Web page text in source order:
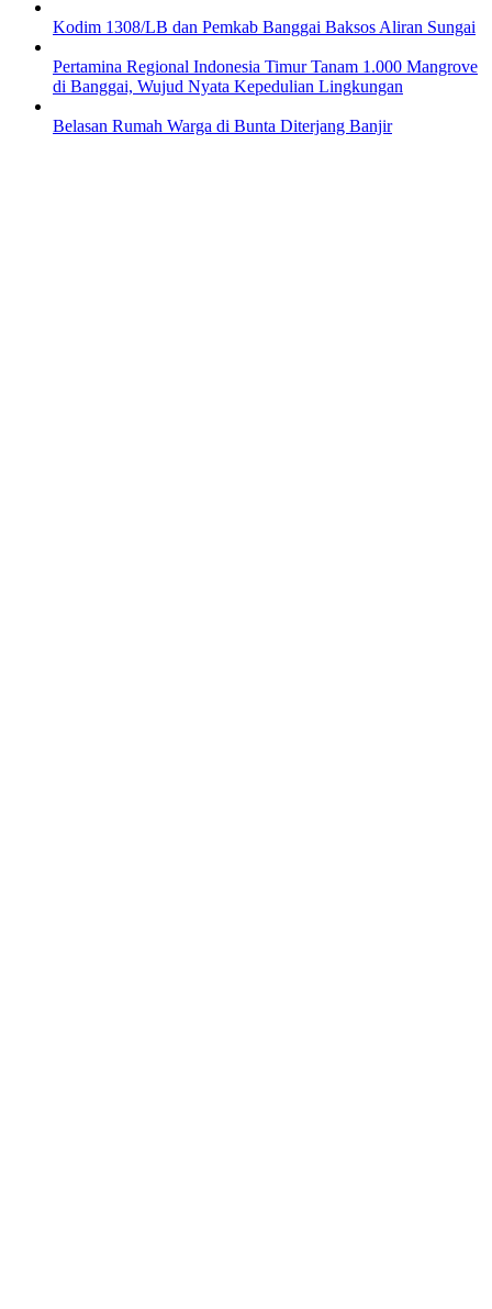
Kodim 1308/LB dan Pemkab Banggai Baksos Aliran Sungai
Pertamina Regional Indonesia Timur Tanam 1.000 Mangrove
di Banggai, Wujud Nyata Kepedulian Lingkungan
Belasan Rumah Warga di Bunta Diterjang Banjir